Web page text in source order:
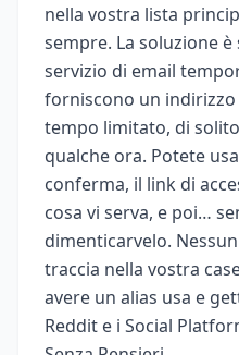
nella vostra lista
sempre. La soluzione
servizio di email
forniscono un
tempo limitato, di
qualche ora. Potete
conferma, il link di
cosa vi serva, e poi…
dimenticarvelo.
traccia nella vostra
avere un alias usa e
Reddit e i Social